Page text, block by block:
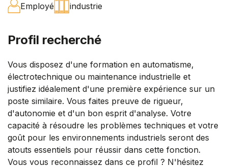
Employé industrie
Profil recherché
Vous disposez d'une formation en automatisme,
électrotechnique ou maintenance industrielle et
justifiez idéalement d'une première expérience sur un
poste similaire. Vous faites preuve de rigueur,
d'autonomie et d'un bon esprit d'analyse. Votre
capacité à résoudre les problèmes techniques et votre
goût pour les environnements industriels seront des
atouts essentiels pour réussir dans cette fonction.
Vous vous reconnaissez dans ce profil ? N'hésitez